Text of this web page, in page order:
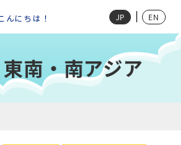
んにちは！ JP EN
南・南アジア